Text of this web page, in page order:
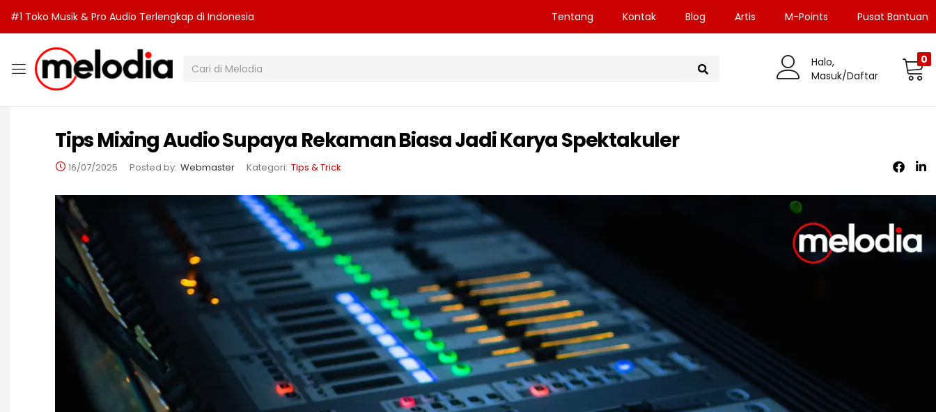
#1 Toko Musik & Pro Audio Terlengkap di Indonesia Tentang Kontak Blog Artis M-Points Pusat Bantuan
Halo,
Masuk/Daftar
0
Tips Mixing Audio Supaya Rekaman Biasa Jadi Karya Spektakuler
16/07/2025 Posted by: Webmaster Kategori: Tips & Trick